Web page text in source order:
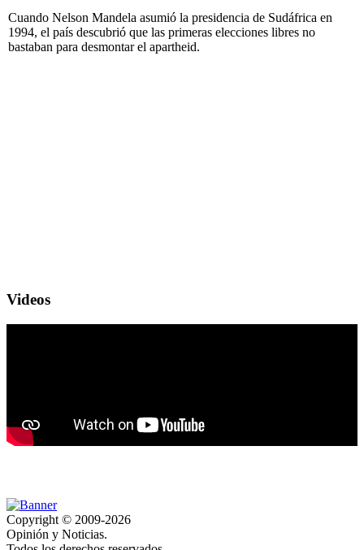
Cuando Nelson Mandela asumió la presidencia de Sudáfrica en
1994, el país descubrió que las primeras elecciones libres no
bastaban para desmontar el apartheid.
Videos
Copyright © 2009-2026
Opinión y Noticias.